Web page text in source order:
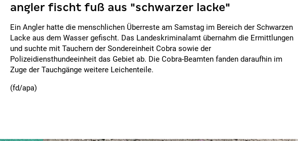
angler fischt fuß aus "schwarzer lacke"
Ein Angler hatte die menschlichen Überreste am Samstag im Bereich der Schwarzen
Lacke aus dem Wasser gefischt. Das Landeskriminalamt übernahm die Ermittlungen
und suchte mit Tauchern der Sondereinheit Cobra sowie der
Polizeidiensthundeeinheit das Gebiet ab. Die Cobra-Beamten fanden daraufhin im
Zuge der Tauchgänge weitere Leichenteile.
(fd/apa)